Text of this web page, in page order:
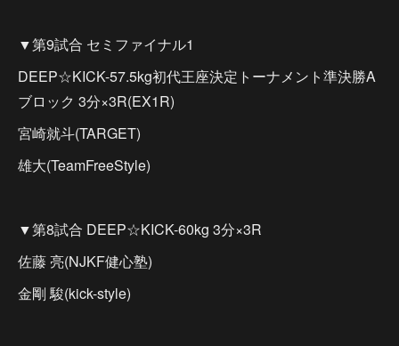
▼第9試合 セミファイナル1
DEEP☆KICK-57.5kg初代王座決定トーナメント準決勝A
ブロック 3分×3R(EX1R)
宮崎就斗(TARGET)
雄大(TeamFreeStyle)
▼第8試合 DEEP☆KICK-60kg 3分×3R
佐藤 亮(NJKF健心塾)
金剛 駿(kick-style)